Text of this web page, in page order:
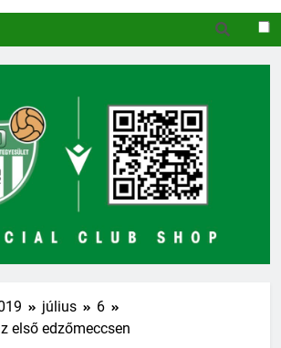
július
6
első edzőmeccsen